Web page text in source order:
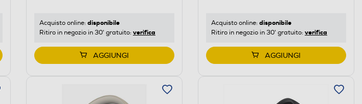
Acquisto online: disponibile
Ritiro in negozio in 30' gratuito: verifica
AGGIUNGI
Acquisto online: disponibile
Ritiro in negozio in 30' gratuito: verifica
AGGIUNGI